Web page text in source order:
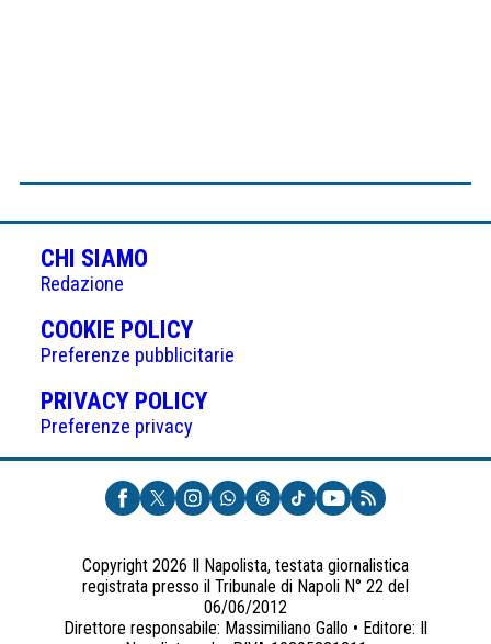
CHI SIAMO
Redazione
COOKIE POLICY(APRE
IN
UNA
NUOVA
Preferenze pubblicitarie
PRIVACY POLICY(APRE
UNA
NUOVA
SCHEDA)
Preferenze privacy
Copyright 2026 Il Napolista, testata giornalistica
registrata presso il Tribunale di Napoli N° 22 del
06/06/2012
Direttore responsabile: Massimiliano Gallo • Editore: Il